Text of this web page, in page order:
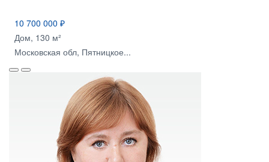
10 700 000 ₽
Дом, 130 м²
Московская обл, Пятницкое...